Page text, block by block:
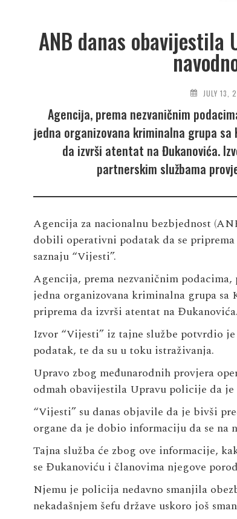
ANB danas obavijestila
JULY 13,
Agencija, prema nezvaničnim
jedna organizovana kriminalna grupa
da izvrši atentat na Đukanovića.
partnerskim službama
Agencija za nacionalnu bezbjednost
dobili operativni podatak da se
saznaju “Vijesti”.
Agencija, prema nezvaničnim
jedna organizovana kriminalna grupa
priprema da izvrši atentat na Đukanovića.
Izvor “Vijesti” iz tajne službe potvrdio
podatak, te da su u toku istraživanja.
Upravo zbog međunarodnih provjera
odmah obavijestila Upravu policije da
“Vijesti” su danas objavile da je bivši
organe da je dobio informaciju da se na
Tajna služba će zbog ove informacije,
se Đukanoviću i članovima njegove
Njemu je policija nedavno smanjila
nekadašnjem šefu države uskoro još